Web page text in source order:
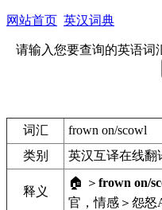
网站首页 英汉词典
请输入您要查询的英语词
词汇
frown on/scowl
类别
英汉互译在线翻
释义
🏠 ＞ frown on/
官，情感＞怨怒